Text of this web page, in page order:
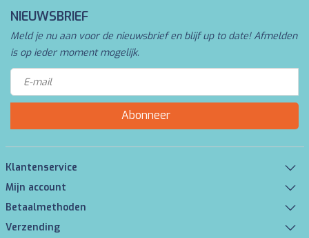
NIEUWSBRIEF
Meld je nu aan voor de nieuwsbrief en blijf up to date! Afmelden
is op ieder moment mogelijk.
Abonneer
Klantenservice
Mijn account
Betaalmethoden
Verzending